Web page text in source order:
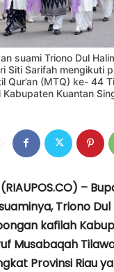
suami Triono Dul
Siti Sarifah mengikuti
Qur’an (MTQ) ke- 44
Kuantan
(RIAUPOS.CO) –
Triono Dul
kafilah
Musabaqah
Provinsi Riau